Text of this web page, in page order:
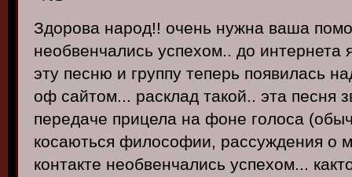
Здорова народ!! очень нужна ваша
необвенчались успехом.. до интернета
эту песню и группу теперь появилась
оф сайтом... расклад такой.. эта песня
передаче прицела на фоне голоса
косаються философии, рассуждения о
контакте необвенчались успехом...